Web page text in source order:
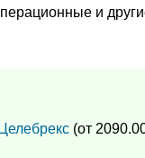
и
Целебрекс(от